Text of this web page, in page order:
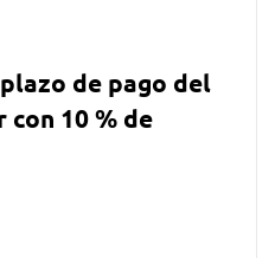
de pago del
10 % de